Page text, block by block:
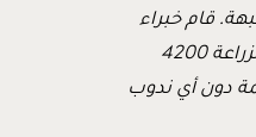
قام خبراء
لزراعة 4200
دون أي ندوب